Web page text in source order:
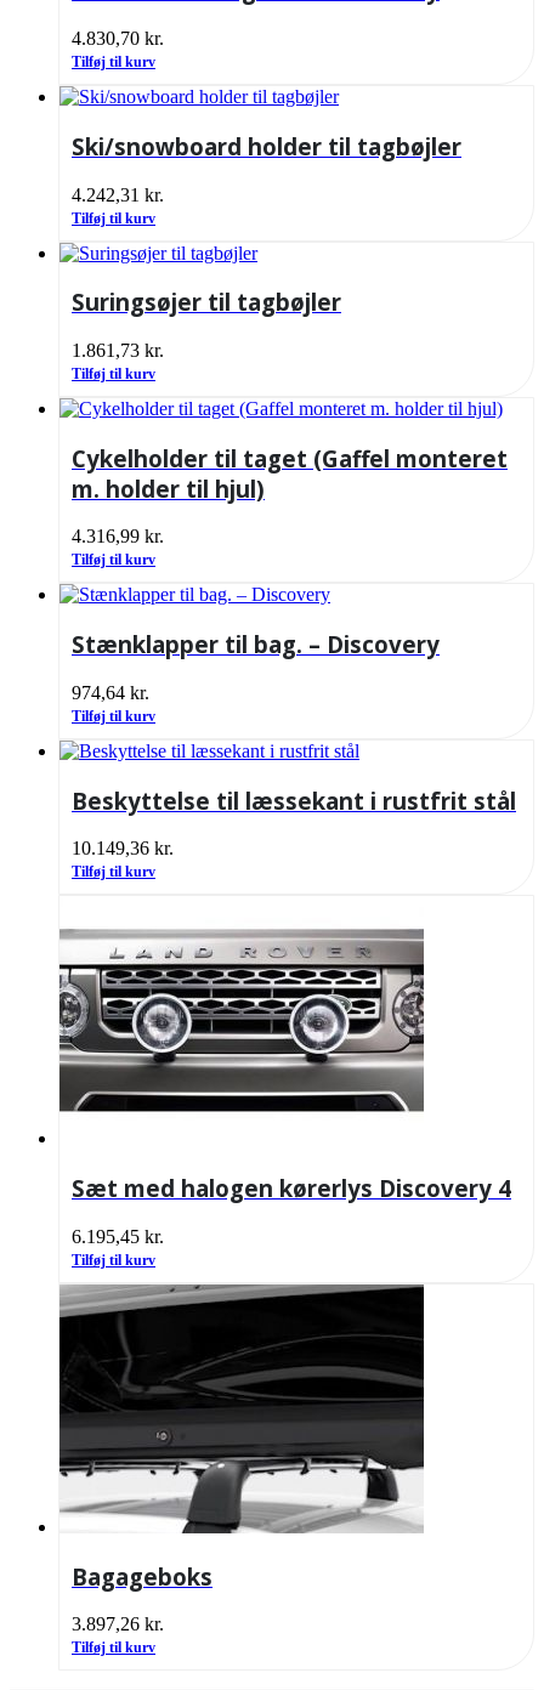
4.830,70 kr.
Tilføj til kurv
Ski/snowboard holder til tagbøjler
4.242,31 kr.
Tilføj til kurv
Suringsøjer til tagbøjler
1.861,73 kr.
Tilføj til kurv
Cykelholder til taget (Gaffel monteret
m. holder til hjul)
4.316,99 kr.
Tilføj til kurv
Stænklapper til bag. – Discovery
974,64 kr.
Tilføj til kurv
Beskyttelse til læssekant i rustfrit stål
10.149,36 kr.
Tilføj til kurv
Sæt med halogen kørerlys Discovery 4
6.195,45 kr.
Tilføj til kurv
Bagageboks
3.897,26 kr.
Tilføj til kurv